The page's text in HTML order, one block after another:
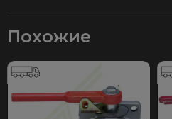
Похожие